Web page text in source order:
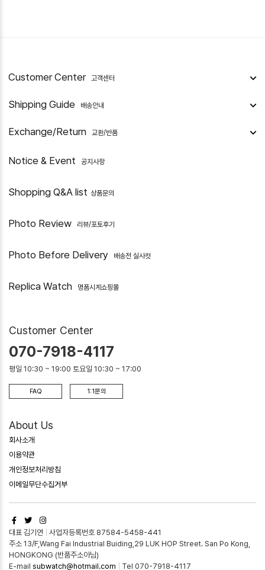
Customer Center 고객센터
Shipping Guide 배송안내
Exchange/Return 교환/반품
Notice & Event 공지사항
Shopping Q&A list 상품문의
Photo Review 리뷰/포토후기
Photo Before Delivery 배송전 실사컷
Replica Watch 명품시계쇼핑몰
Customer Center
070-7918-4117
평일 10:30 ~ 19:00 토요일 10:30 ~ 17:00
FAQ 1:1문의
About Us
회사소개
이용약관
개인정보처리방침
이메일무단수집거부
대표 김기연
사업자등록번호 87584-5458-441
주소 13/F,Wang Fai Industrial Buiding,29 LUK HOP Street. San Po Kong,
HONGKONG (반품주소아님)
E-mail subwatch@hotmail.com Tel 070-7918-4117